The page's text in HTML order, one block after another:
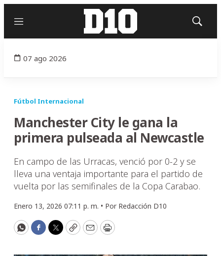
Menú
Mostrar
07 ago 2026
Fútbol Internacional
Manchester City le gana la
primera pulseada al Newcastle
En campo de las Urracas, venció por 0-2 y se
lleva una ventaja importante para el partido de
vuelta por las semifinales de la Copa Carabao.
Enero 13, 2026 07:11 p. m. • Por Redacción D10
WhatsApp
Facebook
Twitter
CopyEmailPrint